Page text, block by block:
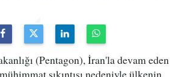
(Pentagon), İran'la devam eden
sıkıntısı nedeniyle ülkenin